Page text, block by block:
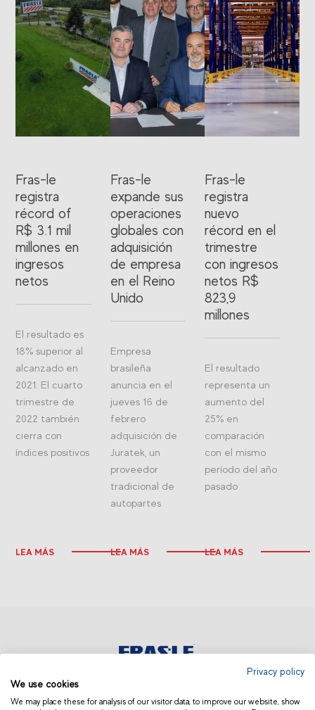
Fras-le
registra
récord of
R$ 3.1 mil
millones en
ingresos
netos
El resultado es
18% superior al
alcanzado en
2021. El cuarto
trimestre de
2022 también
cierra con
índices positivos
LEA MÁS
Fras-le
expande sus
operaciones
globales con
adquisición
de empresa
en el Reino
Unido
Empresa
brasileña
anuncia en el
jueves 16 de
febrero
adquisición de
Juratek, un
proveedor
tradicional de
autopartes
LEA MÁS
Fras-le
registra
nuevo
récord en el
trimestre
con ingresos
netos R$
823,9
millones
El resultado
representa un
aumento del
25% en
comparación
con el mismo
período del año
pasado
LEA MÁS
COLOMBIA
Privacy policy
We use cookies
We may place these for analysis of our visitor data, to improve our website, show